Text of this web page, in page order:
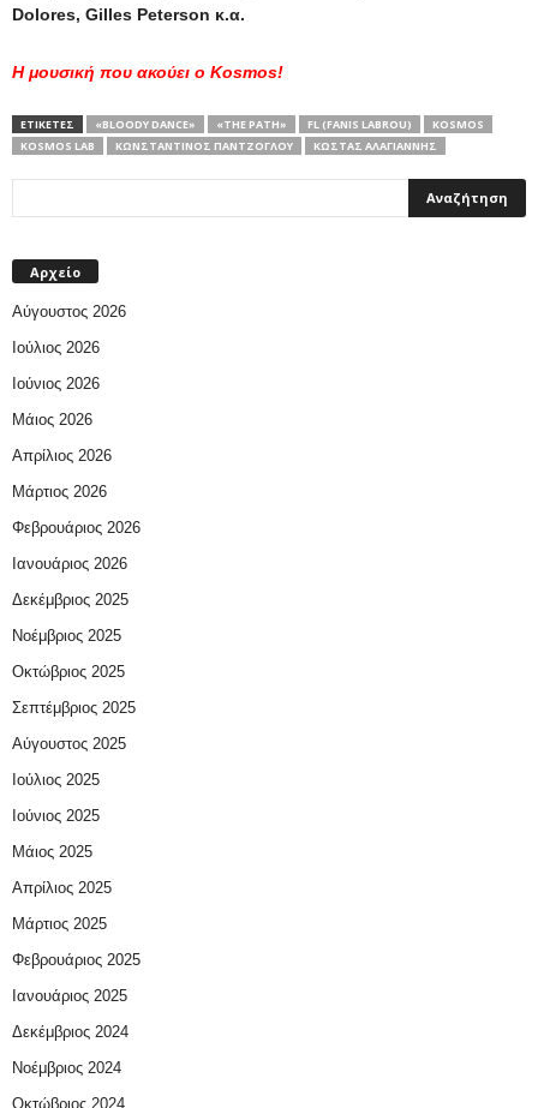
Dolores, Gilles Peterson κ.α.
Η μουσική που ακούει ο Kosmos!
ΕΤΙΚΕΤΕΣ «BLOODY DANCE» «THE PATH» FL (FANIS LABROU)
KOSMOS
KOSMOS LAB
ΚΩΝΣΤΑΝΤΊΝΟΣ ΠΑΝΤΖΌΓΛΟΥ ΚΏΣΤΑΣ ΑΛΑΓΙΆΝΝΗΣ
Αρχείο
Αύγουστος 2026
Ιούλιος 2026
Ιούνιος 2026
Μάιος 2026
Απρίλιος 2026
Μάρτιος 2026
Φεβρουάριος 2026
Ιανουάριος 2026
Δεκέμβριος 2025
Νοέμβριος 2025
Οκτώβριος 2025
Σεπτέμβριος 2025
Αύγουστος 2025
Ιούλιος 2025
Ιούνιος 2025
Μάιος 2025
Απρίλιος 2025
Μάρτιος 2025
Φεβρουάριος 2025
Ιανουάριος 2025
Δεκέμβριος 2024
Νοέμβριος 2024
Οκτώβριος 2024